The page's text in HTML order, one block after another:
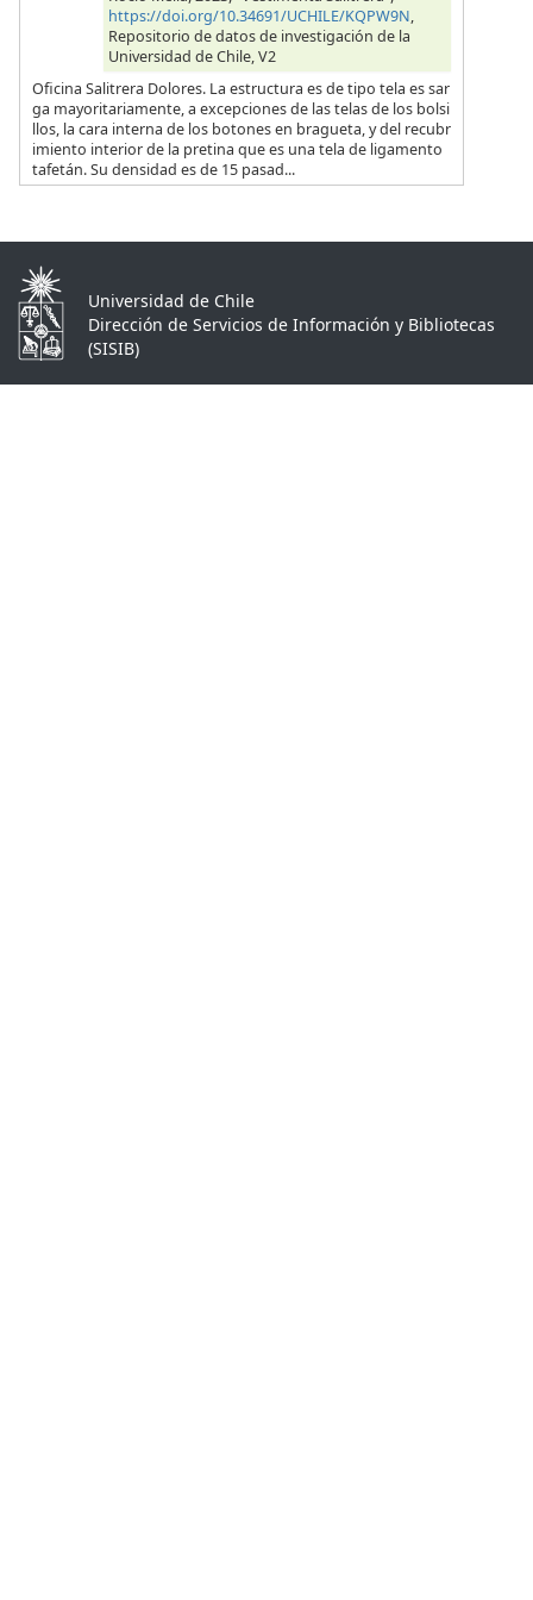
https://doi.org/10.34691/UCHILE/KQPW9N,
Repositorio de datos de investigación de la
Universidad de Chile, V2
Oficina Salitrera Dolores. La estructura es de tipo tela es sar
ga mayoritariamente, a excepciones de las telas de los bolsi
llos, la cara interna de los botones en bragueta, y del recubr
imiento interior de la pretina que es una tela de ligamento
tafetán. Su densidad es de 15 pasad...
Universidad de Chile
Dirección de Servicios de Información y Bibliotecas
(SISIB)